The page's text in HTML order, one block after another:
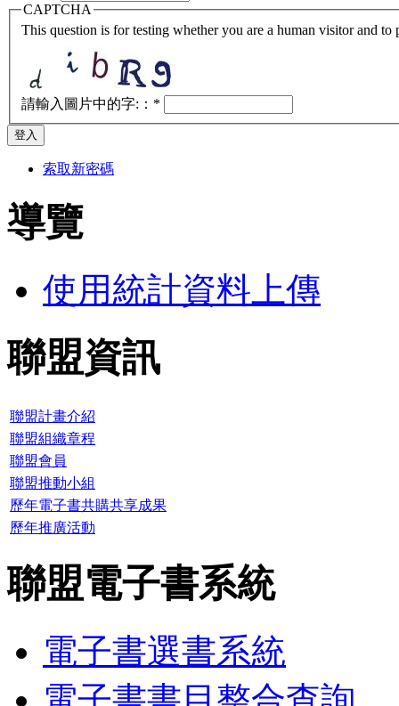
CAPTCHA
This question is for testing whether you are a human visitor and to
請輸入圖片中的字:： *
索取新密碼
導覽
使用統計資料上傳
聯盟資訊
聯盟計畫介紹
聯盟組織章程
聯盟會員
聯盟推動小組
歷年電子書共購共享成果
歷年推廣活動
聯盟電子書系統
電子書選書系統